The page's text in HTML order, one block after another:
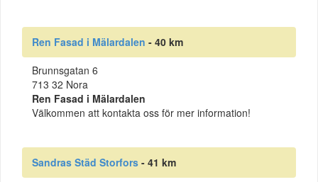
Ren Fasad i Mälardalen - 40 km
Brunnsgatan 6
713 32 Nora
Ren Fasad i Mälardalen
Välkommen att kontakta oss för mer information!
Sandras Städ Storfors - 41 km